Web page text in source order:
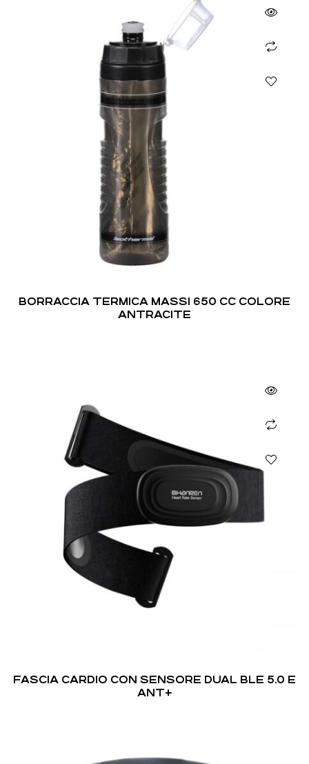
BORRACCIA TERMICA MASSI 650 CC COLORE
ANTRACITE
FASCIA CARDIO CON SENSORE DUAL BLE 5.0 E
ANT+